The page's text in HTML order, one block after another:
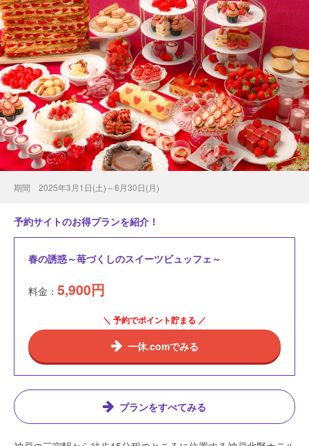
期間 2025年3月1日(土)～6月30日(月)
予約サイトのお得プランを紹介！
春の誘惑～苺づくしのスイーツビュッフェ～
料金： 5,900円
＼ 予約でポイント貯まる ／
一休.comでみる
プランをすべてみる